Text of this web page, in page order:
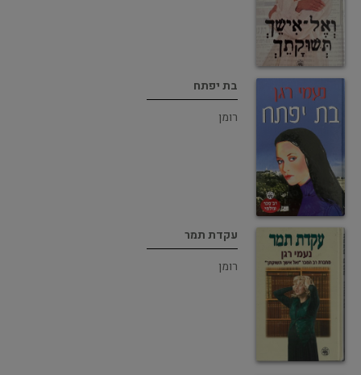
בת יפתח
רומן
עקדת תמר
רומן